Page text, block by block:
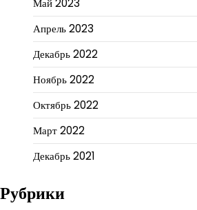
Май 2023
Апрель 2023
Декабрь 2022
Ноябрь 2022
Октябрь 2022
Март 2022
Декабрь 2021
Рубрики